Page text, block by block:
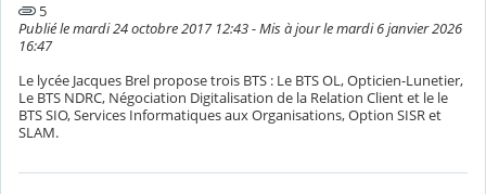
5
Publié le mardi 24 octobre 2017 12:43 - Mis à jour le mardi 6 janvier 2026
16:47
Le lycée Jacques Brel propose trois BTS : Le BTS OL, Opticien-Lunetier,
Le BTS NDRC, Négociation Digitalisation de la Relation Client et le le
BTS SIO, Services Informatiques aux Organisations, Option SISR et
SLAM.